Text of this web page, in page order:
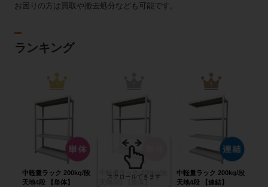
お困りの方は買取や撤去処分なども可能です。
ランキング
1
中軽量ラック 200kg/段
天地4段 【単体】
天地4段 【単体】
中軽量ラック 200kg/段
天地4段 【連結】
スクロールできます